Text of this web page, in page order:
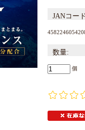
JANコー
数量:
個